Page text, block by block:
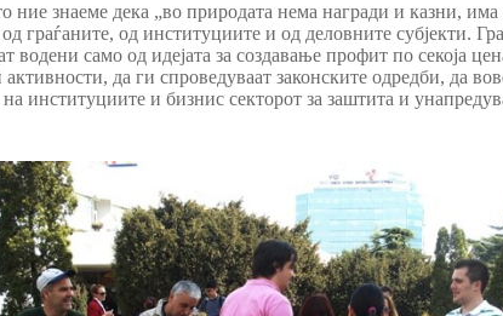
знаеме дека „во природата нема награди и казни, има
граѓаните, од институциите и од деловните субјекти.
само од идејата за создавање профит по секоја
да ги спроведуваат законските одредби, да
институциите и бизнис секторот за заштита и